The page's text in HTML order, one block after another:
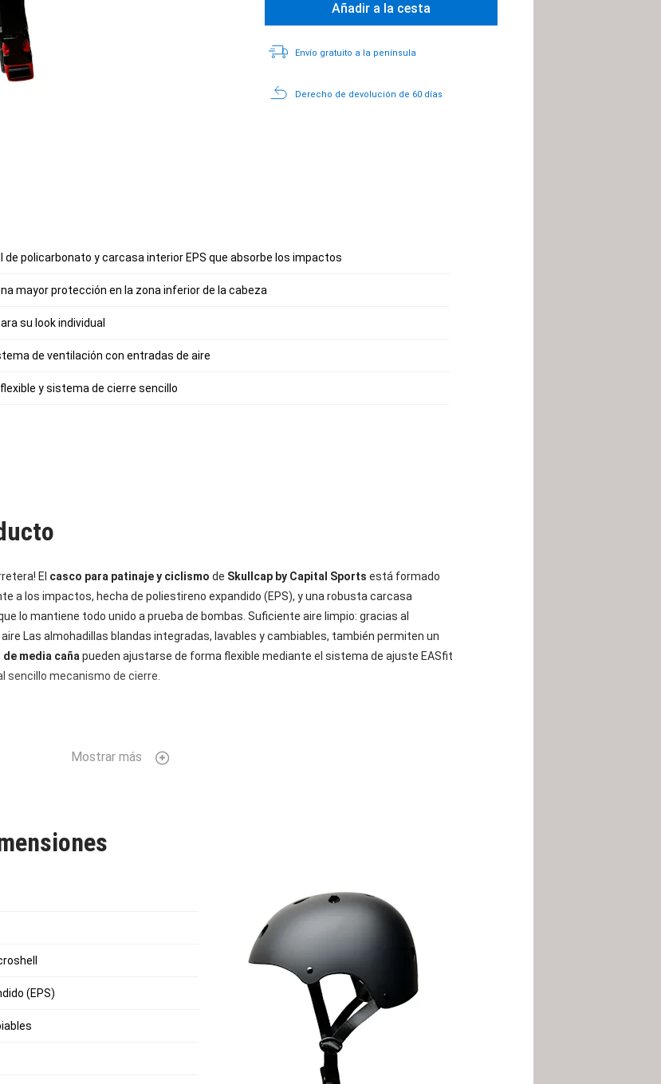
Añadir a la cesta
Envío gratuito a la península
Derecho de devolución de 60 días
policarbonato y carcasa interior EPS que absorbe los impactos
mayor protección en la zona inferior de la cabeza
su look individual
de ventilación con entradas de aire
y sistema de cierre sencillo
El casco para patinaje y ciclismo de Skullcap by Capital Sports está formado
a los impactos, hecha de poliestireno expandido (EPS), y una robusta carcasa
lo mantiene todo unido a prueba de bombas. Suficiente aire limpio: gracias al
Las almohadillas blandas integradas, lavables y cambiables, también permiten un
media caña pueden ajustarse de forma flexible mediante el sistema de ajuste EASfit
sencillo mecanismo de cierre.
Mostrar más
(EPS)